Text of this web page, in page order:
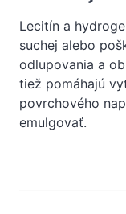
Lecitín a
suchej alebo
odlupovania a
tiež pomáhajú
povrchového
emulgovať.